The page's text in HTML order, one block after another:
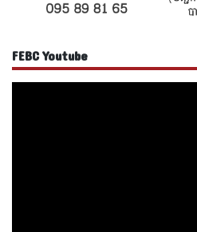
FEBC Youtube